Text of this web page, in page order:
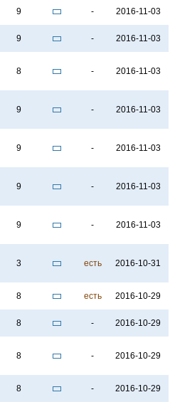
9 - 2016-11-03
9 - 2016-11-03
8 - 2016-11-03
9 - 2016-11-03
9 - 2016-11-03
9 - 2016-11-03
9 - 2016-11-03
3 есть 2016-10-31
8 есть 2016-10-29
8 - 2016-10-29
8 - 2016-10-29
8 - 2016-10-29